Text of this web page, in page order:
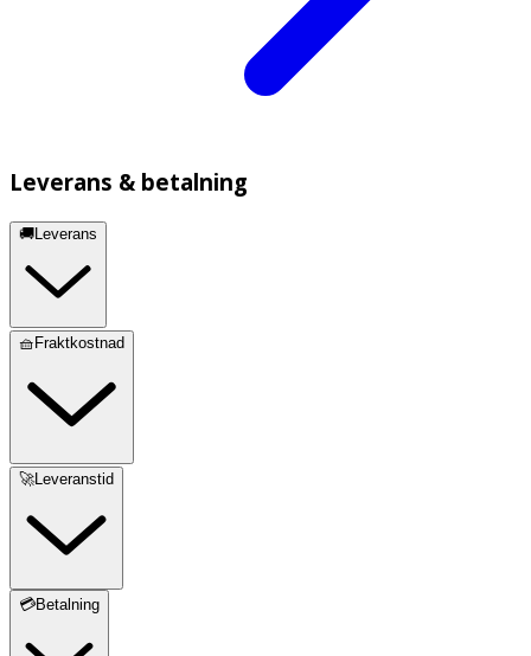
Leverans & betalning
🚚Leverans
🧺Fraktkostnad
🚀Leveranstid
💳Betalning